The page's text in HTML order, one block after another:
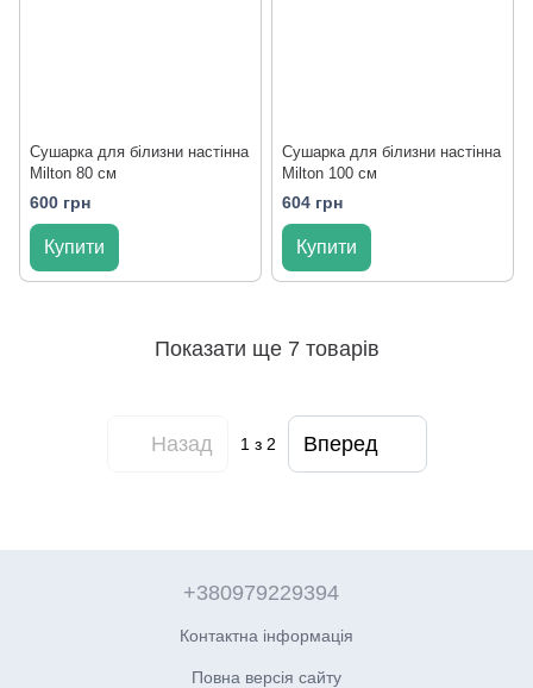
Сушарка для білизни настінна
Milton 80 см
600 грн
Купити
Сушарка для білизни настінна
Milton 100 см
604 грн
Купити
Показати ще 7 товарів
Назад 1з 2 Вперед
+380979229394
Контактна інформація
Повна версія сайту